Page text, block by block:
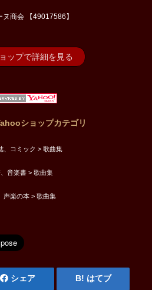
ヌ商会 【49017586】
ップで詳細を見る
ショップカテゴリ
、コミック > 歌曲集
音楽書 > 歌曲集
声楽の本 > 歌曲集
シェア はてブ